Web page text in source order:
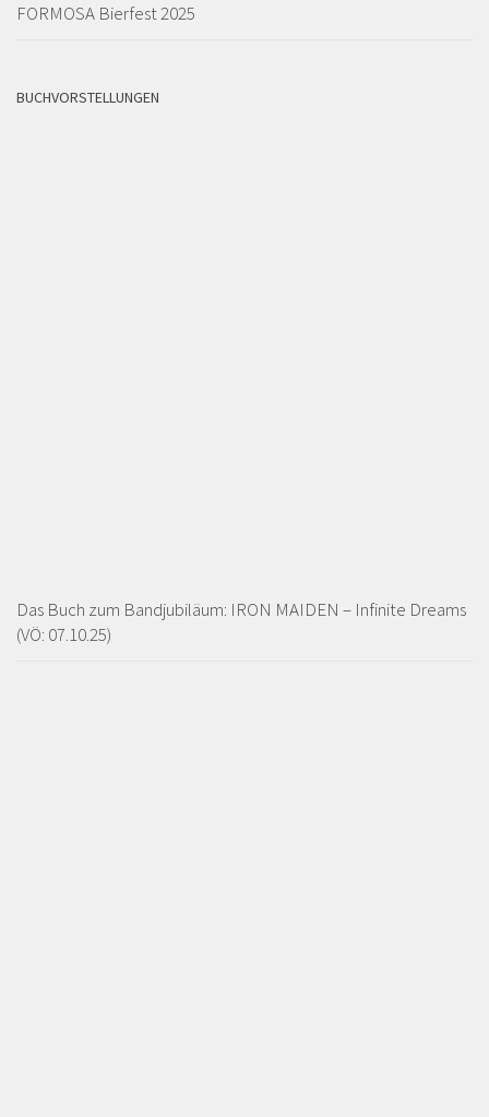
FORMOSA Bierfest 2025
BUCHVORSTELLUNGEN
Das Buch zum Bandjubiläum: IRON MAIDEN – Infinite Dreams
(VÖ: 07.10.25)